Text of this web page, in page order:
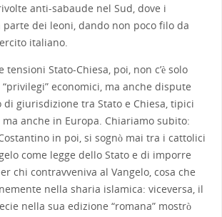
anti-sabaude nel Sud, dove i
dei leoni, dando non poco filo da
italiano.
Stato-Chiesa, poi, non c’è solo
economici, ma anche dispute
giurisdizione tra Stato e Chiesa, tipici
anche in Europa. Chiariamo subito:
in poi, si sognò mai tra i cattolici
come legge dello Stato e di imporre
chi contravveniva al Vangelo, cosa che
nella sharia islamica: viceversa, il
nella sua edizione “romana” mostrò